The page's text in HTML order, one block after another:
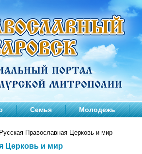
Семья Молодежь
Русская Православная Церковь и мир
Церковь и мир